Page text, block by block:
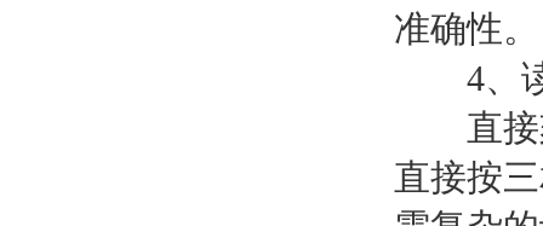
准确性。
4、读
直接刻
直接按